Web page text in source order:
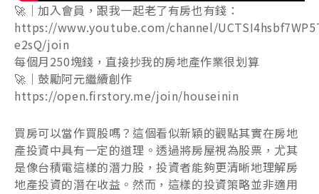
🚀｜加入會員，跟我一起老了有房也有錢：
https://www.youtube.com/channel/
e2sQ/join
每個月250塊錢，直接抄我的房地產作業很划算
🚀｜鼓勵阿元繼續創作
https://open.firstory.me/join/houseinin
買房可以當作買股嗎？這個看似新穎的觀點其實在房地
產投資中具有一定的道理。透過將房屋視為股票，尤其
是像台積電這樣的潛力股，投資者能夠更清晰地理解房
地產投資的潛在收益。然而，這樣的投資策略並非適用